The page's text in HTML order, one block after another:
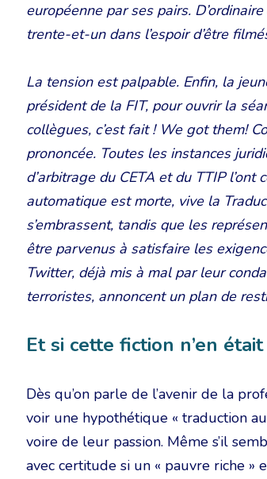
européenne par ses pairs.
trente-et-un dans l’espoir d’être
La tension est palpable. Enfin, la
président de la FIT, pour ouvrir la
collègues, c’est fait ! We got them!
prononcée. Toutes les instances
d’arbitrage du CETA et du TTIP
automatique est morte, vive la
s’embrassent, tandis que les
être parvenus à satisfaire les
Twitter, déjà mis à mal par leur
terroristes, annoncent un plan de
Et si cette fiction n’en
Dès qu’on parle de l’avenir de la
voir une hypothétique « traduction
voire de leur passion. Même s’il
avec certitude si un « pauvre riche »